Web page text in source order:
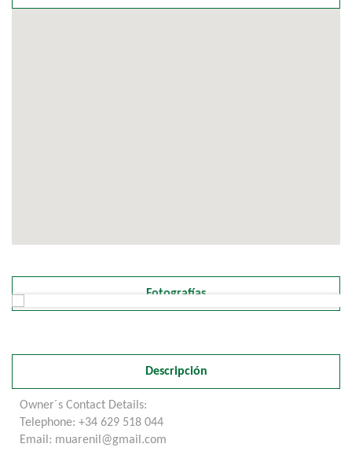
Fotografías
Descripción
Owner´s Contact Details:
Telephone: +34 629 518 044
Email: muarenil@gmail.com